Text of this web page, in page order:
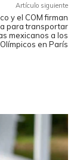
Artículo siguiente
y el COM firman
para transportar
mexicanos a los
en París